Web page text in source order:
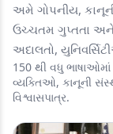
અમે ગોપનીય,
ઉચ્ચતમ ગુપ્તતા અને
અદાલતો,
150 થી વધુ
વ્યક્તિઓ, કાનૂની
વિશ્વાસપાત્ર.